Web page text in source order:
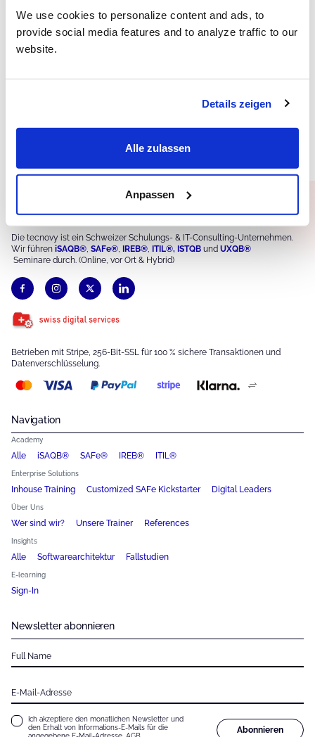
We use cookies to personalize content and ads, to
provide social media features and to analyze traffic to our
website.
Details zeigen
Alle zulassen
Anpassen
Inhouse Training
Du suchst nach einer Schulung für ein ganzes Team, aber keines
unserer Trainings entspricht Deinen Anforderungen? Kein Problem!
Unternehmens zugeschnitten ist. Wir freuen uns auf deine
Jetzt Reservieren Mehr erfahren
Die tecnovy ist ein Schweizer Schulungs- & IT-Consulting-Unternehmen.
Wir führen iSAQB®, SAFe®, IREB®, ITIL®, ISTQB und UXQB®
Seminare durch. (Online, vor Ort & Hybrid)
Betrieben mit Stripe, 256-Bit-SSL für 100 % sichere Transaktionen und
Datenverschlüsselung.
Navigation
Academy
Alle iSAQB® SAFe® IREB® ITIL®
Enterprise Solutions
Inhouse Training Customized SAFe Kickstarter Digital Leaders
Über Uns
Wer sind wir? Unsere Trainer References
Insights
Alle Softwarearchitektur Fallstudien
E-learning
Sign-In
Newsletter abonnieren
Full Name
E-Mail-Adresse
Ich akzeptiere den monatlichen Newsletter und
den Erhalt von Informations-E-Mails für die
Abonnieren